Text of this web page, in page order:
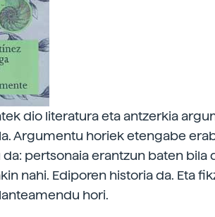
dio literatura eta antzerkia
Argumentu horiek etengabe
da: pertsonaia erantzun baten bila
nahi. Ediporen historia da. Eta
hori.